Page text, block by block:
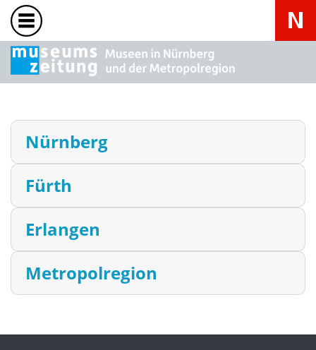
Nürnberg
Fürth
Erlangen
Metropolregion